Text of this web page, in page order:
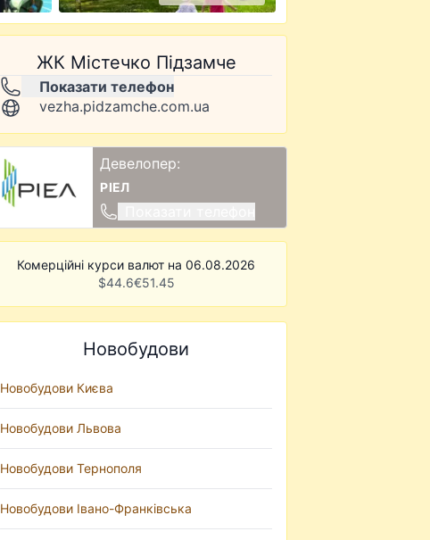
ЖК Містечко Підзамче
Показати телефон
vezha.pidzamche.com.ua
Девелопер:
РІЕЛ
Комерційні курси валют на 06.08.2026
$44.6€51.45
Новобудови
Новобудови Києва
Новобудови Львова
Новобудови Тернополя
Новобудови Івано-Франківська